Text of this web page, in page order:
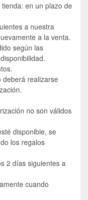
en un plazo de
a nuestra
a la venta.
según las
deberá realizarse
no son válidos
disponible, se
los regalos
2 días siguientes a
cuando